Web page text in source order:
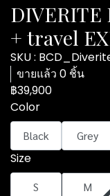
DIVERITE
+ travel
SKU :
ขายแล้ว 0 ชิ้น
฿39,900
Color
Black Grey
Size
S M